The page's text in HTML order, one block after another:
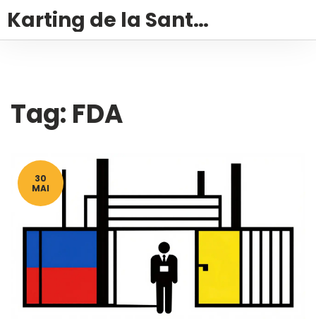
Karting de la Santé – Montalivet
Tag: FDA
30
MAI